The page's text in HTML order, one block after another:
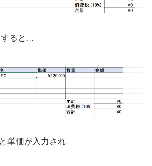
すると…
単価が入力され